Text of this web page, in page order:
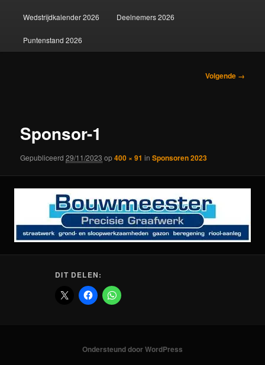
Wedstrijdkalender 2026 Deelnemers 2026
Puntenstand 2026
Volgende →
Sponsor-1
Gepubliceerd29/11/2023 op400 × 91 inSponsoren 2023
DIT DELEN:
Ondersteund door WordPress